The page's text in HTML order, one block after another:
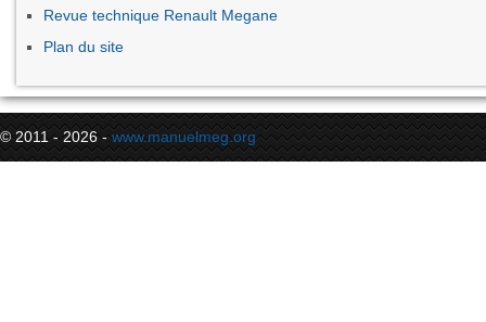
Revue technique Renault Megane
Plan du site
© 2011 - 2026 - www.manuelmeg.org